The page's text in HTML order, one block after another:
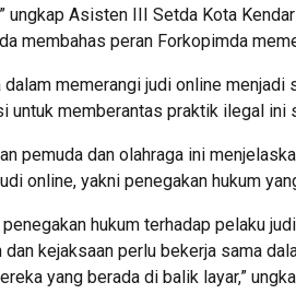
ungkap Asisten III Setda Kota
membahas peran Forkopimda
memerangi judi online
untuk memberantas praktik ilegal ini
pemuda dan olahraga ini
online, yakni penegakan hukum
hukum terhadap pelaku
kejaksaan perlu bekerja sama
yang berada di balik layar,”